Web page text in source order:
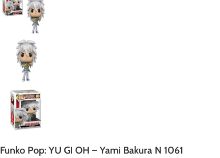
Funko Pop: YU GI OH – Yami Bakura N 1061